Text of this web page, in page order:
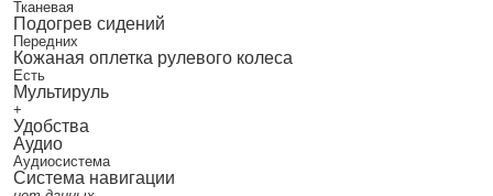
Тканевая
Подогрев сидений
Передних
Кожаная оплетка рулевого колеса
Есть
Мультируль
+
Удобства
Аудио
Аудиосистема
Система навигации